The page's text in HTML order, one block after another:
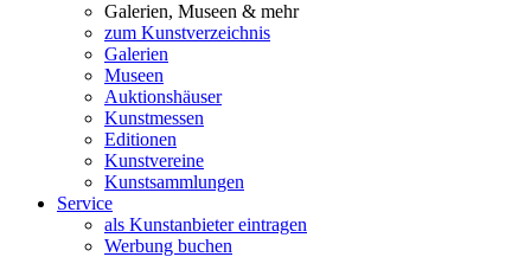
Galerien, Museen & mehr
zum Kunstverzeichnis
Galerien
Museen
Auktionshäuser
Kunstmessen
Editionen
Kunstvereine
Kunstsammlungen
Service
als Kunstanbieter eintragen
Werbung buchen